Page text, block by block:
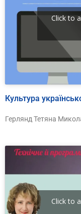
Click to
Культура
Герлянд Тетяна
Click to